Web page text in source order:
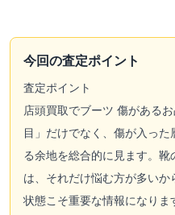
今回の査定ポイント
査定ポイント
店頭買取でブーツ 傷がある
目」だけでなく、傷が入っ
る余地を総合的に見ます。
は、それだけ悩む方が多い
状態こそ重要な情報になりま